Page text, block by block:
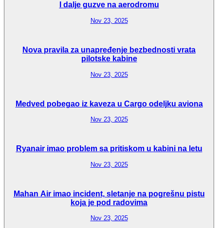
I dalje guzve na aerodromu
Nov 23, 2025
Nova pravila za unapređenje bezbednosti vrata
pilotske kabine
Nov 23, 2025
Medved pobegao iz kaveza u Cargo odeljku aviona
Nov 23, 2025
Ryanair imao problem sa pritiskom u kabini na letu
Nov 23, 2025
Mahan Air imao incident, sletanje na pogrešnu pistu
koja je pod radovima
Nov 23, 2025